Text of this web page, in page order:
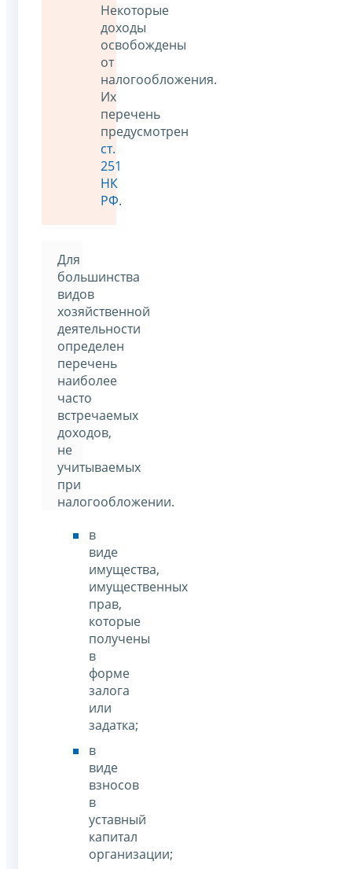
Некоторые
доходы
освобождены
от
налогообложения.
Их
перечень
предусмотрен
ст.
251
НК
РФ.
Для
большинства
видов
хозяйственной
деятельности
определен
перечень
наиболее
часто
встречаемых
доходов,
не
учитываемых
при
налогообложении.
в
виде
имущества,
имущественных
прав,
которые
получены
в
форме
залога
или
задатка;
в
виде
взносов
в
уставный
капитал
организации;